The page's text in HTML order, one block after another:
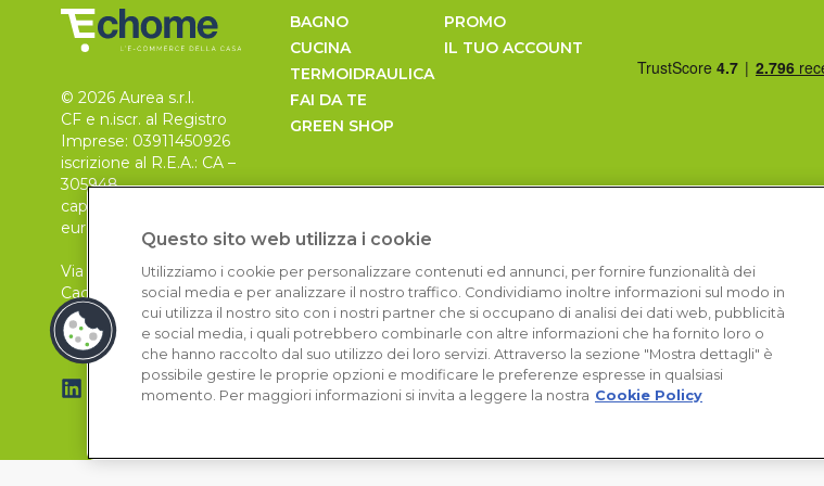
© 2026 Aurea s.r.l.
CF e n.iscr. al Registro
Imprese: 03911450926
iscrizione al R.E.A.: CA –
305948
capitale sociale 30.000
euro, i.v.
Via Pietro Leo n. 6
Cagliari
09129
BAGNO
CUCINA
TERMOIDRAULICA
FAI DA TE
GREEN SHOP
PROMO
IL TUO ACCOUNT
Questo sito web utilizza i cookie
Utilizziamo i cookie per personalizzare contenuti ed annunci, per fornire funzionalità dei
social media e per analizzare il nostro traffico. Condividiamo inoltre informazioni sul modo in
cui utilizza il nostro sito con i nostri partner che si occupano di analisi dei dati web, pubblicità
e social media, i quali potrebbero combinarle con altre informazioni che ha fornito loro o
che hanno raccolto dal suo utilizzo dei loro servizi. Attraverso la sezione "Mostra dettagli" è
possibile gestire le proprie opzioni e modificare le preferenze espresse in qualsiasi
momento. Per maggiori informazioni si invita a leggere la nostra Cookie Policy